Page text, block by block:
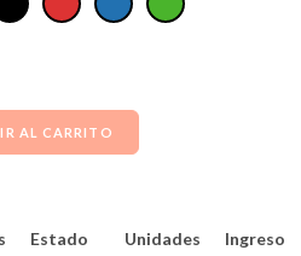
AL CARRITO
Estado
Unidades
Ingreso